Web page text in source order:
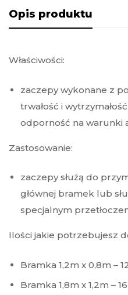
Opis produktu
Właściwości:
zaczepy wykonane z
trwałość i
odporność na warunki
Zastosowanie:
zaczepy służą do
głównej bramek lub
specjalnym
Ilości jakie potrzebujesz
Bramka 1,2m x 0,8m –
Bramka 1,8m x 1,2m –